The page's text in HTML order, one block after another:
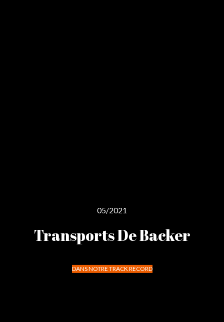
05/2021
Transports De Backer
DANS NOTRE TRACK RECORD